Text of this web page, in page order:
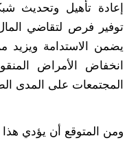
إعادة تأهيل وتحديث
توفير فرص لتقاضي
يضمن الاستدامة ويزيد
انخفاض الأمراض
المجتمعات على المدى
ومن المتوقع أن يؤدي